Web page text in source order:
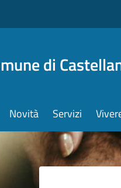
di
Novità Servizi